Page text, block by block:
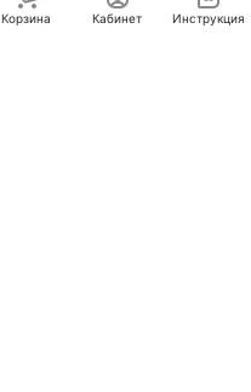
Корзина Кабинет Инструкция